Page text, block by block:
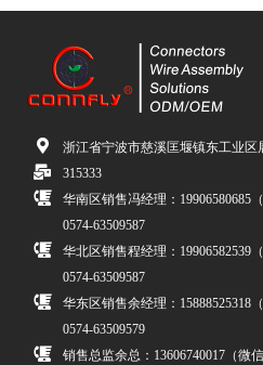
浙江省宁波市慈溪匡堰镇东工业区
315333
华南区销售冯经理：19906580685
0574-63509587
华北区销售程经理：19906582539
0574-63509587
华东区销售余经理：15888525318
0574-63509579
销售总监余总：13606740017（微信